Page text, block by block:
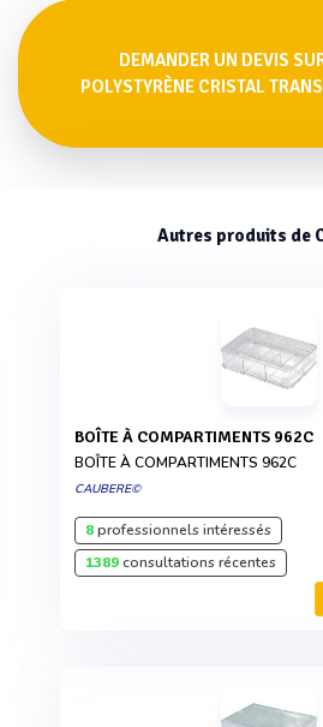
DEMANDER UN DEVIS
POLYSTYRÈNE CRISTAL
Autres produits de
BOÎTE À COMPARTIMENTS 962C
BOÎTE À COMPARTIMENTS 962C
CAUBERE©
8professionnels intéressés
1389consultations récentes